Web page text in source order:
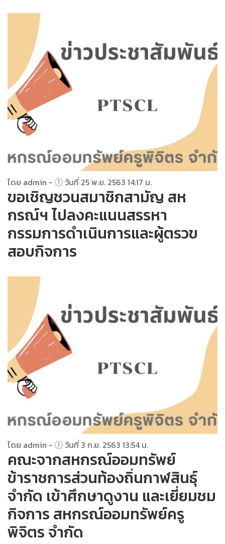
โดย admin - วันที่ 25 พ.ย. 2563 14:17 น.
ขอเชิญชวนสมาชิกสามัญ สห
กรณ์ฯ ไปลงคะแนนสรรหา
กรรมการดำเนินการและผู้ตรวข
สอบกิจการ
โดย admin - วันที่ 3 ก.ย. 2563 13:54 น.
คณะจากสหกรณ์ออมทรัพย์
ข้าราชการส่วนท้องถิ่นกาฬสินธุ์
จำกัด เข้าศึกษาดูงาน และเยี่ยมชม
กิจการ สหกรณ์ออมทรัพย์ครู
พิจิตร จำกัด